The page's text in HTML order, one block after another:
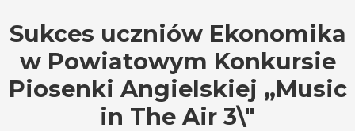
Sukces uczniów Ekonomika
w Powiatowym Konkursie
Piosenki Angielskiej „Music
in The Air 3\"